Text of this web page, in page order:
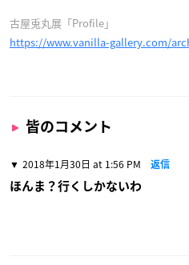
古屋兎丸展「Profile」
https://www.vanilla-gallery.com/
皆のコメント
2018年1月30日 at 1:56 PM 返信
ほんま？行くしかないわ